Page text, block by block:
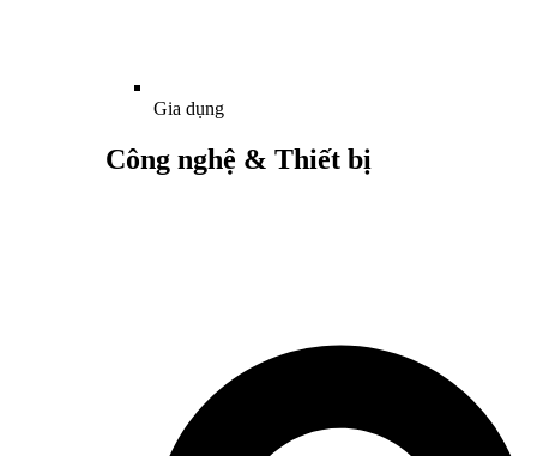
Gia dụng
Công nghệ & Thiết bị